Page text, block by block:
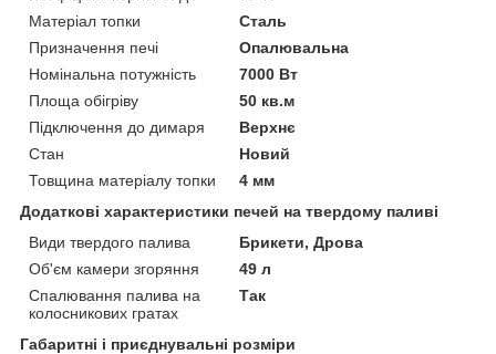
Матеріал топки
Сталь
Призначення печі
Опалювальна
Номінальна потужність
7000 Вт
Площа обігріву
50 кв.м
Підключення до димаря
Верхнє
Стан
Новий
Товщина матеріалу топки
4 мм
Додаткові характеристики печей на твердому паливі
Види твердого палива
Брикети, Дрова
Об'єм камери згоряння
49 л
Спалювання палива на
колосникових гратах
Так
Габаритні і приєднувальні розміри